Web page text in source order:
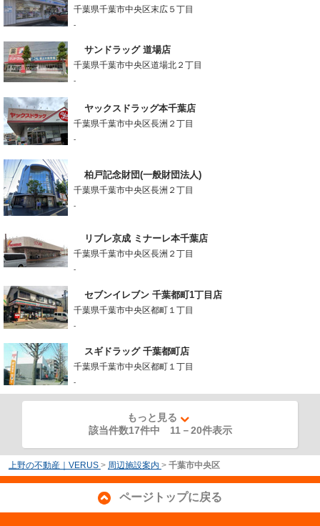
千葉県千葉市中央区末広５丁目
-
サンドラッグ 道場店
千葉県千葉市中央区道場北２丁目
-
ヤックスドラッグ本千葉店
千葉県千葉市中央区長洲２丁目
-
柏戸記念財団(一般財団法人)
千葉県千葉市中央区長洲２丁目
-
リブレ京成 ミナーレ本千葉店
千葉県千葉市中央区長洲２丁目
-
セブンイレブン 千葉都町1丁目店
千葉県千葉市中央区都町１丁目
-
スギドラッグ 千葉都町店
千葉県千葉市中央区都町１丁目
-
もっと見る
該当件数17件中 11 －20件表示
上野の不動産｜VERUS > 周辺施設案内 > 千葉市中央区
ページトップに戻る